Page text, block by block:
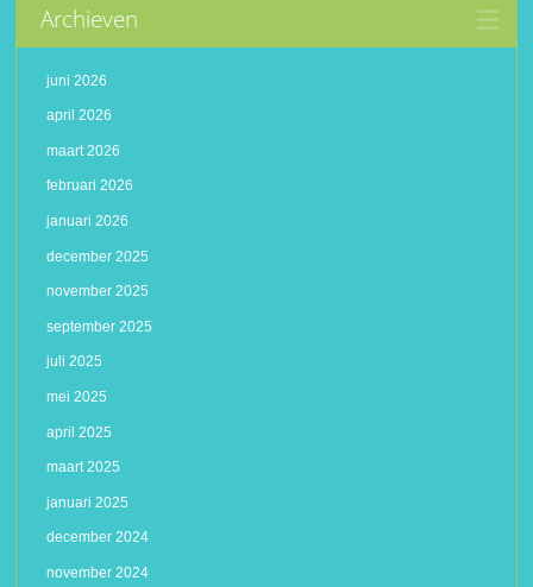
Archieven
juni 2026
april 2026
maart 2026
februari 2026
januari 2026
december 2025
november 2025
september 2025
juli 2025
mei 2025
april 2025
maart 2025
januari 2025
december 2024
november 2024